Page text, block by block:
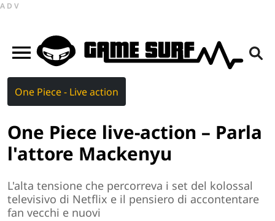
ADV
One Piece - Live action
One Piece live-action – Parla
l'attore Mackenyu
L'alta tensione che percorreva i set del kolossal
televisivo di Netflix e il pensiero di accontentare
fan vecchi e nuovi